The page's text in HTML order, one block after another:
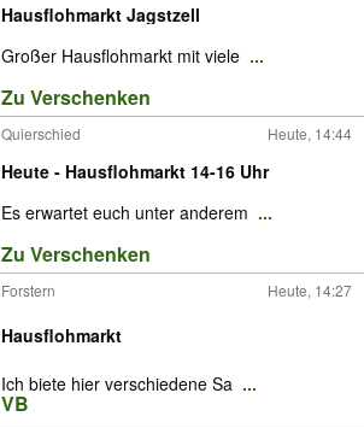
Hausflohmarkt Jagstzell
Großer Hausflohmarkt mit viele ...
Zu Verschenken
Quierschied Heute, 14:44
Heute - Hausflohmarkt 14-16 Uhr
Es erwartet euch unter anderem ...
Zu Verschenken
Forstern Heute, 14:27
Hausflohmarkt
Ich biete hier verschiedene Sa ...
VB